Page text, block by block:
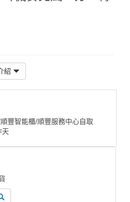
紹
豐智能櫃/順豐服務中心自取
天